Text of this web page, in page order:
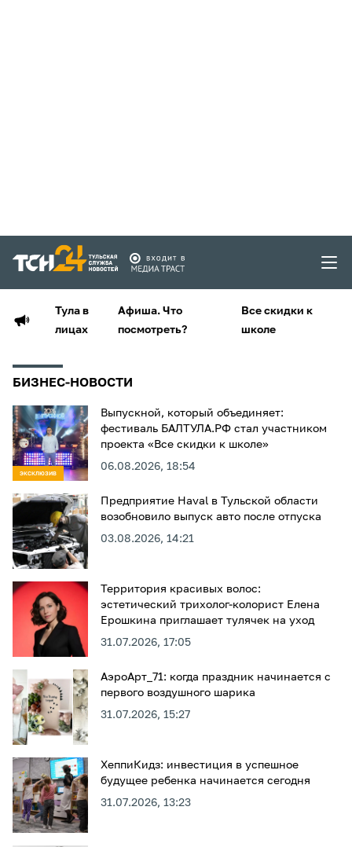
Тула в
лицах
Афиша. Что
посмотреть?
Все скидки к
школе
БИЗНЕС-НОВОСТИ
ЭКСКЛЮЗИВ
Выпускной, который объединяет:
фестиваль БАЛТУЛА.РФ стал участником
проекта «Все скидки к школе»
06.08.2026, 18:54
Предприятие Haval в Тульской области
возобновило выпуск авто после отпуска
03.08.2026, 14:21
Территория красивых волос:
эстетический трихолог-колорист Елена
Ерошкина приглашает тулячек на уход
31.07.2026, 17:05
АэроАрт_71: когда праздник начинается с
первого воздушного шарика
31.07.2026, 15:27
ХеппиКидз: инвестиция в успешное
будущее ребенка начинается сегодня
31.07.2026, 13:23